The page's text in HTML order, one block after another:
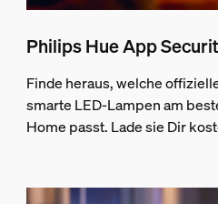
Philips Hue App
Finde heraus, welche
smarte LED-Lampen am
Home passt. Lade sie Dir